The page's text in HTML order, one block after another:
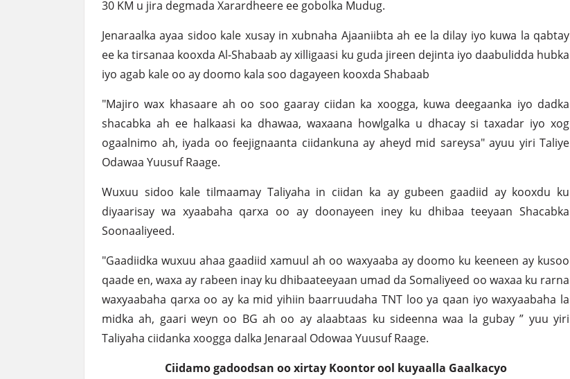
30 KM u jira degmada Xarardheere ee gobolka Mudug.
Jenaraalka ayaa sidoo kale xusay in xubnaha Ajaaniibta ah ee la dilay iyo kuwa la qabtay
ee ka tirsanaa kooxda Al-Shabaab ay xilligaasi ku guda jireen dejinta iyo daabulidda hubka
iyo agab kale oo ay doomo kala soo dagayeen kooxda Shabaab
"Majiro wax khasaare ah oo soo gaaray ciidan ka xoogga, kuwa deegaanka iyo dadka
shacabka ah ee halkaasi ka dhawaa, waxaana howlgalka u dhacay si taxadar iyo xog
ogaalnimo ah, iyada oo feejignaanta ciidankuna ay aheyd mid sareysa" ayuu yiri Taliye
Odawaa Yuusuf Raage.
Wuxuu sidoo kale tilmaamay Taliyaha in ciidan ka ay gubeen gaadiid ay kooxdu ku
diyaarisay wa xyaabaha qarxa oo ay doonayeen iney ku dhibaa teeyaan Shacabka
Soonaaliyeed.
"Gaadiidka wuxuu ahaa gaadiid xamuul ah oo waxyaaba ay doomo ku keeneen ay kusoo
qaade en, waxa ay rabeen inay ku dhibaateeyaan umad da Somaliyeed oo waxaa ku rarna
waxyaabaha qarxa oo ay ka mid yihiin baarruudaha TNT loo ya qaan iyo waxyaabaha la
midka ah, gaari weyn oo BG ah oo ay alaabtaas ku sideenna waa la gubay ” yuu yiri
Taliyaha ciidanka xoogga dalka Jenaraal Odowaa Yuusuf Raage.
Ciidamo gadoodsan oo xirtay Koontor ool kuyaalla Gaalkacyo